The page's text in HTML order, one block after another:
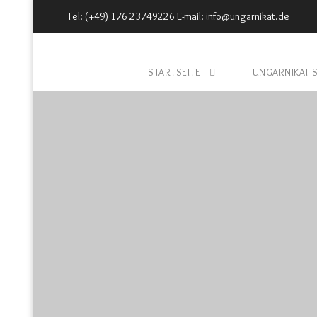
Tel: (+49) 176 23749226 E-mail: info@ungarnikat.de
STARTSEITE UNGARNIKAT